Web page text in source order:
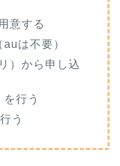
意する
は不要）
）から申し込
行う
う